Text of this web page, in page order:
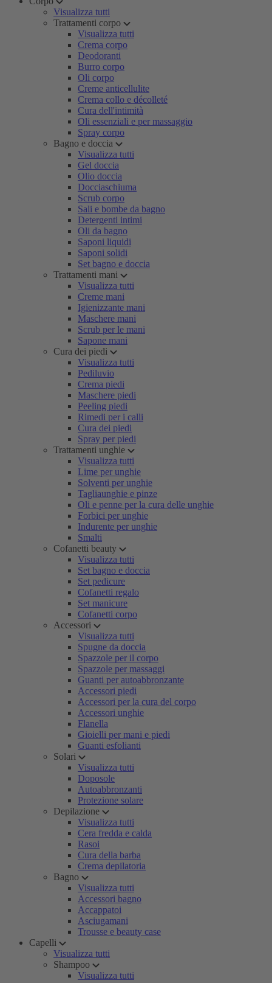
Visualizza tutti
Trattamenti corpo
Visualizza tutti
Crema corpo
Deodoranti
Burro corpo
Oli corpo
Creme anticellulite
Crema collo e décolleté
Cura dell'intimità
Oli essenziali e per massaggio
Spray corpo
Bagno e doccia
Visualizza tutti
Gel doccia
Olio doccia
Docciaschiuma
Scrub corpo
Sali e bombe da bagno
Detergenti intimi
Oli da bagno
Saponi liquidi
Saponi solidi
Set bagno e doccia
Trattamenti mani
Visualizza tutti
Creme mani
Igienizzante mani
Maschere mani
Scrub per le mani
Sapone mani
Cura dei piedi
Visualizza tutti
Pediluvio
Crema piedi
Maschere piedi
Peeling piedi
Rimedi per i calli
Cura dei piedi
Spray per piedi
Trattamenti unghie
Visualizza tutti
Lime per unghie
Solventi per unghie
Tagliaunghie e pinze
Oli e penne per la cura delle unghie
Forbici per unghie
Indurente per unghie
Smalti
Cofanetti beauty
Visualizza tutti
Set bagno e doccia
Set pedicure
Cofanetti regalo
Set manicure
Cofanetti corpo
Accessori
Visualizza tutti
Spugne da doccia
Spazzole per il corpo
Spazzole per massaggi
Guanti per autoabbronzante
Accessori piedi
Accessori per la cura del corpo
Accessori unghie
Flanella
Gioielli per mani e piedi
Guanti esfolianti
Solari
Visualizza tutti
Doposole
Autoabbronzanti
Protezione solare
Depilazione
Visualizza tutti
Cera fredda e calda
Rasoi
Cura della barba
Crema depilatoria
Bagno
Visualizza tutti
Accessori bagno
Accappatoi
Asciugamani
Trousse e beauty case
Capelli
Visualizza tutti
Shampoo
Visualizza tutti